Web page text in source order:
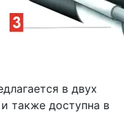
в двух
также доступна в